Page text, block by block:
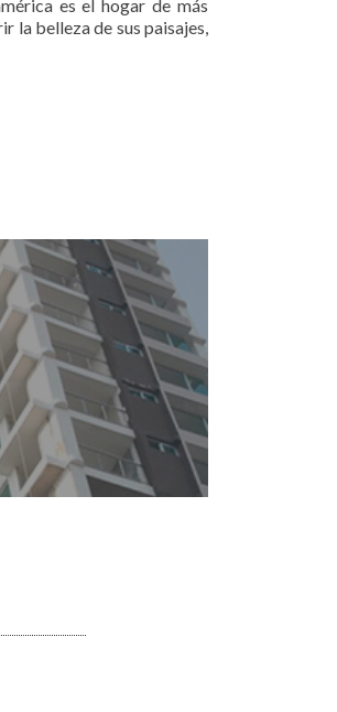
es el hogar de más
la belleza de sus paisajes,